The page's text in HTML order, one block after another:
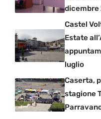
dicembre
Castel
Estate
luglio
Caserta,
stagione